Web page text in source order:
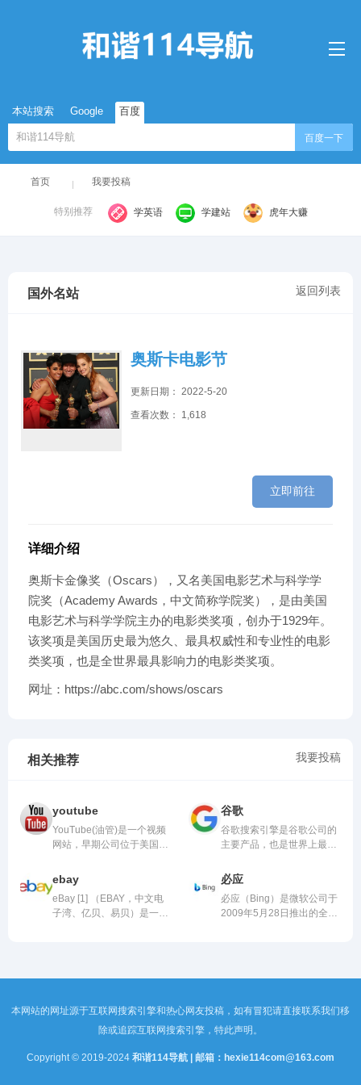
本站搜索 Google 百度
百度一下
首页 我要投稿
特别推荐 学英语 学建站 虎年大赚
返回列表
国外名站
奥斯卡电影节
更新日期： 2022-5-20
查看次数： 1,618
立即前往
详细介绍
奥斯卡金像奖（Oscars），又名美国电影艺术与科学学
院奖（Academy Awards，中文简称学院奖），是由美国
电影艺术与科学学院主办的电影类奖项，创办于1929年。
该奖项是美国历史最为悠久、最具权威性和专业性的电影
类奖项，也是全世界最具影响力的电影类奖项。
网址：https://abc.com/shows/oscars
我要投稿
相关推荐
youtube
YouTube(油管)是一个视频
网站，早期公司位于美国加
谷歌
谷歌搜索引擎是谷歌公司的
主要产品，也是世界上最大
ebay
eBay [1] （EBAY，中文电
子湾、亿贝、易贝）是一个
必应
必应（Bing）是微软公司于
2009年5月28日推出的全新
本网站的网址源于互联网搜索引擎和热心网友投稿，如有冒犯请直接联系我们移
除或追踪互联网搜索引擎，特此声明。
Copyright © 2019-2024 和谐114导航 | 邮箱：hexie114com@163.com